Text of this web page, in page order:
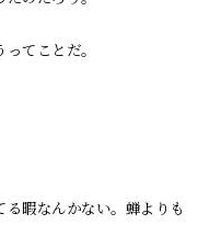
てことだ。
暇なんかない。蝉よりも